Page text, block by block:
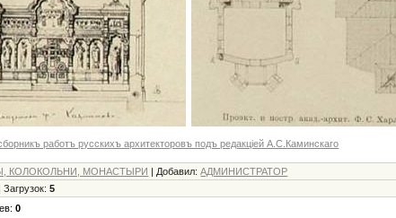
работъ русскихъ архитекторовъ подъ редакцiей А.С.Каминскаго
КОЛОКОЛЬНИ, МОНАСТЫРИ Добавил:АДМИНИСТРАТОР
|Загрузок:5
:0